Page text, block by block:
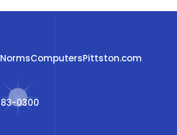
0300